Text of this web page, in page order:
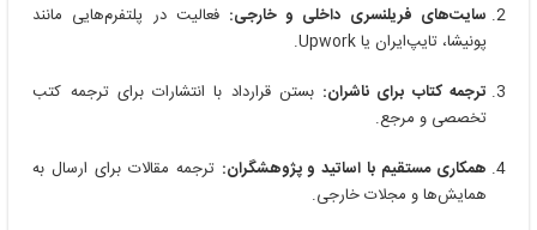
سایت‌های فریلنسری داخلی و خارجی: فعالیت در پلتفرم‌هایی مانند
پونیشا، تایپ‌ایران یا Upwork.
ترجمه کتاب برای ناشران: بستن قرارداد با انتشارات برای ترجمه کتب
تخصصی و مرجع.
همکاری مستقیم با اساتید و پژوهشگران: ترجمه مقالات برای ارسال به
همایش‌ها و مجلات خارجی.